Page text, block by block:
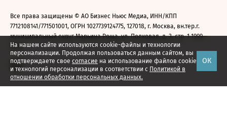
На нашем сайте используются cookie-файлы и технологии
персонализации. Продолжая пользоваться данным сайтом, вы
подтверждаете свое согласие на использование файлов cookie
и технологий персонализации в соответствии с Политикой в
отношении обработки персональных данных.
ОК
Все права защищены © АО Бизнес Ньюс Медиа, ИНН/КПП
7712108141/771501001, ОГРН 1027739124775, 127018, г. Москва, вн.тер.г.
муниципальный округ Марьина Роща, ул. Полковая, д. 3, стр. 1 1999—
2026